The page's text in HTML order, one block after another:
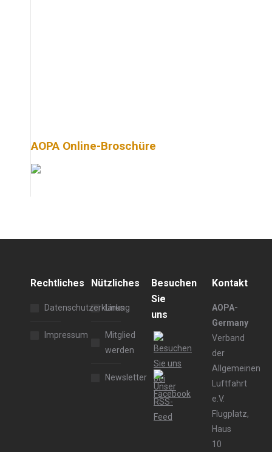
AOPA Online-Broschüre
Rechtliches
Datenschutzerklärung
Impressum
Nützliches
Links
Mitglied
werden
Newsletter
Besuchen
Sie
uns
Kontakt
AOPA-
Germany
Verband
der
Allgemeinen
Luftfahrt
e.V.
Flugplatz,
Haus
10